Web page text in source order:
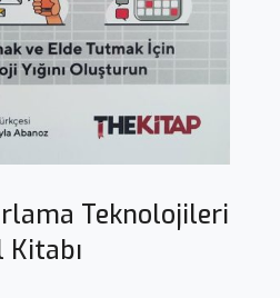
Teknolojileri
Kitabı